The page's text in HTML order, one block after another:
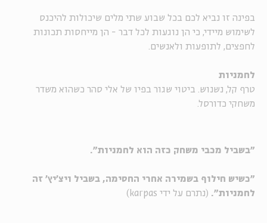
בפינה זו נביא לכם בכל שבוע שתי מלים שיכולות להיכנס
לשימוש מיידי, כי הן נוגעות לכל דבר - הן מייחסות תכונות
לחפצים, לתופעות ולאנשים.
לחמניות
טרף קל, נשנוש. ביטוי שגור בפיו של אלי סהר כשהוא משדר
משחקי כדורסל.
"בשביל מכבי משחק כזה הוא לחמניות".
"כשיש חילוף בשמירה אחרי החסימה, בשביל ויצ'יץ' זה
לחמניות". (נתרם על ידי karpas)